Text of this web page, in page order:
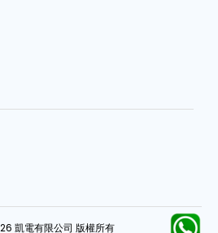
凱電有限公司 版權所有